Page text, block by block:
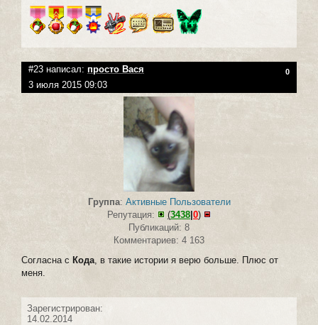
#23 написал: просто Вася 0
3 июля 2015 09:03
Группа: Активные Пользователи
Репутация:
(3438|0)
Публикаций: 8
Комментариев: 4 163
Согласна с Кода , в такие истории я верю больше. Плюс от
меня.
Зарегистрирован:
14.02.2014